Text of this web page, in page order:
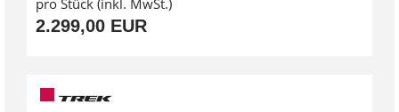
2.299,00 EUR